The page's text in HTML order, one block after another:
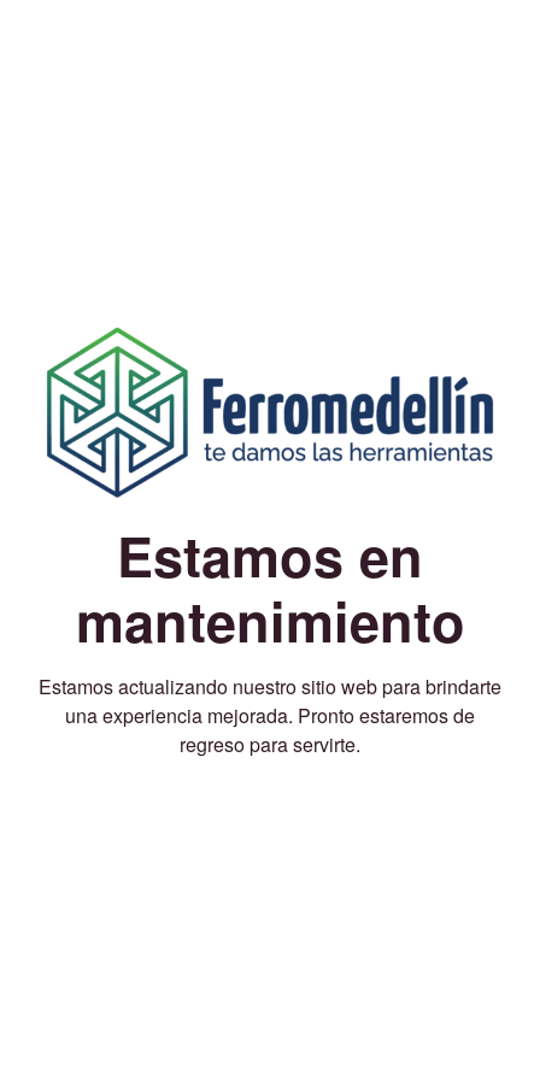
Estamos en
mantenimiento
Estamos actualizando nuestro sitio web para brindarte
una experiencia mejorada. Pronto estaremos de
regreso para servirte.